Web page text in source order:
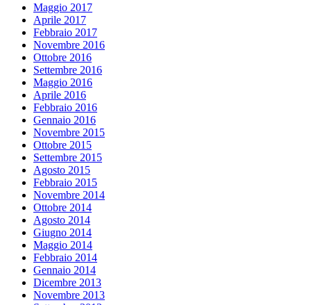
Maggio 2017
Aprile 2017
Febbraio 2017
Novembre 2016
Ottobre 2016
Settembre 2016
Maggio 2016
Aprile 2016
Febbraio 2016
Gennaio 2016
Novembre 2015
Ottobre 2015
Settembre 2015
Agosto 2015
Febbraio 2015
Novembre 2014
Ottobre 2014
Agosto 2014
Giugno 2014
Maggio 2014
Febbraio 2014
Gennaio 2014
Dicembre 2013
Novembre 2013